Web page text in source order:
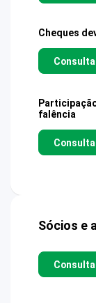
Cheques
falência
Sócios e